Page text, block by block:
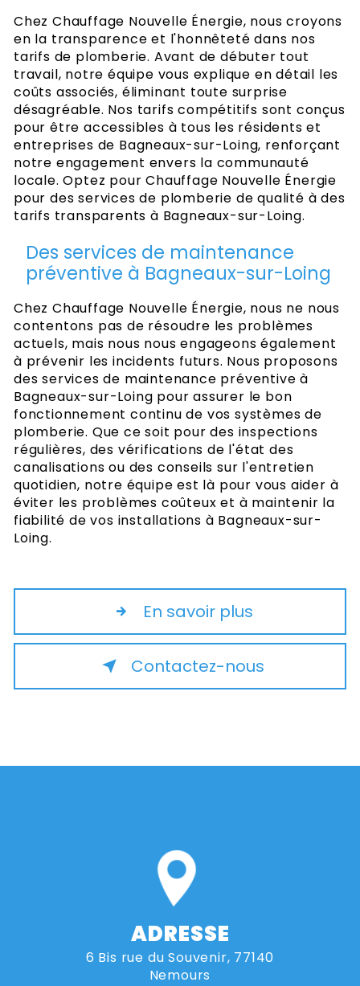
Chez Chauffage Nouvelle Énergie, nous croyons
en la transparence et l'honnêteté dans nos
tarifs de plomberie. Avant de débuter tout
travail, notre équipe vous explique en détail les
coûts associés, éliminant toute surprise
désagréable. Nos tarifs compétitifs sont conçus
pour être accessibles à tous les résidents et
entreprises de Bagneaux-sur-Loing, renforçant
notre engagement envers la communauté
locale. Optez pour Chauffage Nouvelle Énergie
pour des services de plomberie de qualité à des
tarifs transparents à Bagneaux-sur-Loing.
Des services de maintenance
préventive à Bagneaux-sur-Loing
Chez Chauffage Nouvelle Énergie, nous ne nous
contentons pas de résoudre les problèmes
actuels, mais nous nous engageons également
à prévenir les incidents futurs. Nous proposons
des services de maintenance préventive à
Bagneaux-sur-Loing pour assurer le bon
fonctionnement continu de vos systèmes de
plomberie. Que ce soit pour des inspections
régulières, des vérifications de l'état des
canalisations ou des conseils sur l'entretien
quotidien, notre équipe est là pour vous aider à
éviter les problèmes coûteux et à maintenir la
fiabilité de vos installations à Bagneaux-sur-
Loing.
En savoir plus
Contactez-nous
ADRESSE
6 Bis rue du Souvenir, 77140
Nemours